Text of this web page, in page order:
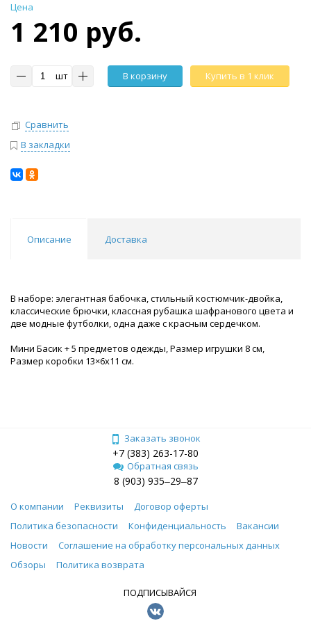
Цена
1 210 руб.
шт В корзину Купить в 1 клик
Сравнить
В закладки
Описание Доставка
В наборе: элегантная бабочка, стильный костюмчик-двойка,
классические брючки, классная рубашка шафранового цвета и
две модные футболки, одна даже с красным сердечком.
Мини Басик + 5 предметов одежды, Размер игрушки 8 см,
Размер коробки 13×6х11 см.
Заказать звонок
+7 (383) 263-17-80
Обратная связь
8 (903) 935‒29‒87
О компании Реквизиты
Договор оферты
Политика безопасности
Конфиденциальность
Вакансии
Новости
Соглашение на обработку персональных данных
Обзоры
Политика возврата
ПОДПИСЫВАЙСЯ